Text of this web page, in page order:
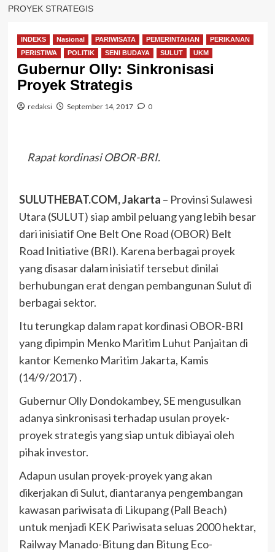
PROYEK STRATEGIS
INDEKS Nasional PARIWISATA PEMERINTAHAN
PERIKANAN
PERISTIWA
POLITIK SENI BUDAYA SULUT UKM
Gubernur Olly: Sinkronisasi
Proyek Strategis
redaksi September 14, 2017 0
Rapat kordinasi OBOR-BRI.
SULUTHEBAT.COM, Jakarta – Provinsi Sulawesi
Utara (SULUT) siap ambil peluang yang lebih besar
dari inisiatif One Belt One Road (OBOR) Belt
Road Initiative (BRI). Karena berbagai proyek
yang disasar dalam inisiatif tersebut dinilai
berhubungan erat dengan pembangunan Sulut di
berbagai sektor.
Itu terungkap dalam rapat kordinasi OBOR-BRI
yang dipimpin Menko Maritim Luhut Panjaitan di
kantor Kemenko Maritim Jakarta, Kamis
(14/9/2017) .
Gubernur Olly Dondokambey, SE mengusulkan
adanya sinkronisasi terhadap usulan proyek-
proyek strategis yang siap untuk dibiayai oleh
pihak investor.
Adapun usulan proyek-proyek yang akan
dikerjakan di Sulut, diantaranya pengembangan
kawasan pariwisata di Likupang (Pall Beach)
untuk menjadi KEK Pariwisata seluas 2000 hektar,
Railway Manado-Bitung dan Bitung Eco-